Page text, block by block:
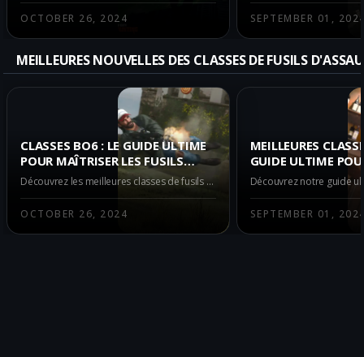
OCTOBER 26, 2024 SEPTEMBER 01,
MEILLEURES NOUVELLES DES CLASSES DE FUSILS
CLASSES BO6 : LE GUIDE ULTIME
POUR MAÎTRISER LES FUSILS
D'ASSAUT EN MULTIJOUEUR DÈS Découvrez les meilleures classes de fusils d'assaut dans Call of Duty: Black Ops 6 pour prendre l'avantage en mode multijoueur dès le lancement. Dominance garantie avec notre guide ultime!
OCTOBER 26, 2024
MEILLEURES
GUIDE ULTIME
D'ASSAUT LES
EN MULTIJOUEUR
SEPTEMBER 01,